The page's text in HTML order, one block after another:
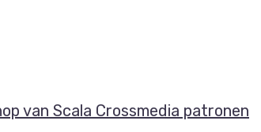
van Scala Crossmedia patronen